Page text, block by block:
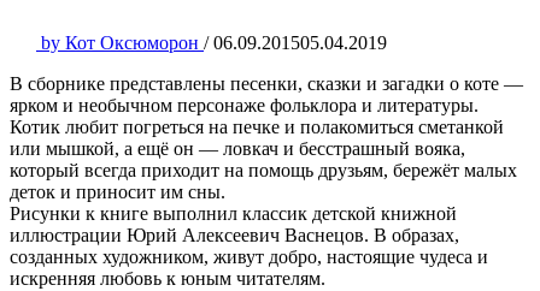
by Кот Оксюморон / 06.09.201505.04.2019
В сборнике представлены песенки, сказки и загадки о коте —
ярком и необычном персонаже фольклора и литературы.
Котик любит погреться на печке и полакомиться сметанкой
или мышкой, а ещё он — ловкач и бесстрашный вояка,
который всегда приходит на помощь друзьям, бережёт малых
деток и приносит им сны.
Рисунки к книге выполнил классик детской книжной
иллюстрации Юрий Алексеевич Васнецов. В образах,
созданных художником, живут добро, настоящие чудеса и
искренняя любовь к юным читателям.